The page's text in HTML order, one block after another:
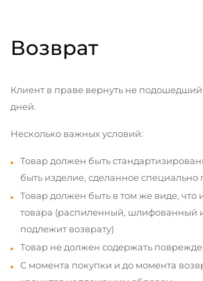
Возврат
Клиент в праве вернуть не подошедший
дней.
Несколько важных условий:
Товар должен быть
быть изделие, сделанное специально
Товар должен быть в том же виде, что
товара (распиленный, шлифованный
подлежит возврату)
Товар не должен содержать
С момента покупки и до момента